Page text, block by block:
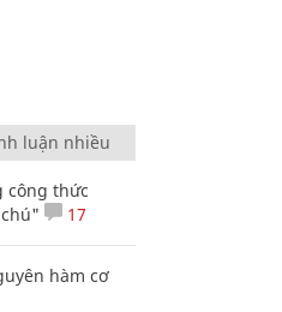
luận nhiều
công thức
17
hàm cơ